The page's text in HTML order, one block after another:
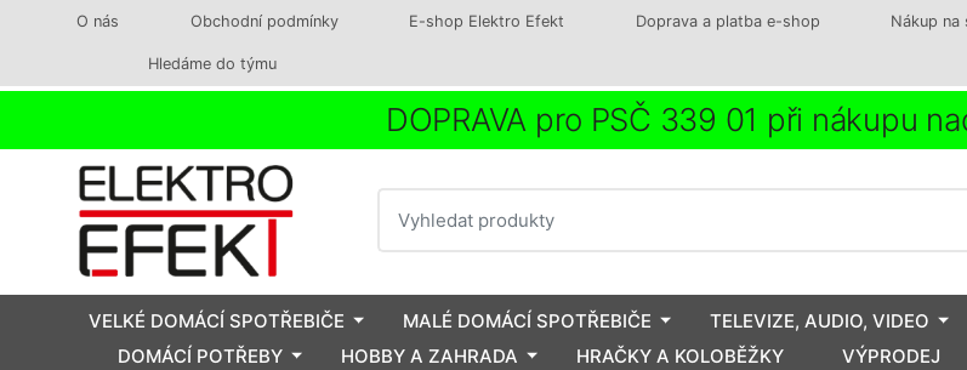
O nás Obchodní podmínky E-shop Elektro Efekt Doprava a platba e-shop Nákup na
Hledáme do týmu
DOPRAVA pro PSČ 339 01 při nákupu
VELKÉ DOMÁCÍ SPOTŘEBIČE MALÉ DOMÁCÍ SPOTŘEBIČE TELEVIZE, AUDIO, VIDEO
DOMÁCÍ POTŘEBY
HOBBY A ZAHRADA HRAČKY A KOLOBĚŽKY VÝPRODEJ